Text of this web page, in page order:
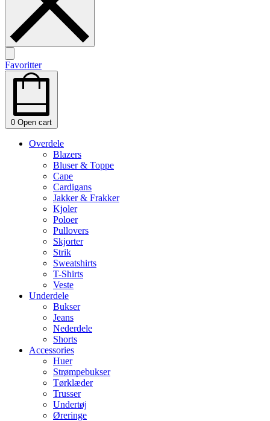
Favoritter
0 Open cart
Overdele
Blazers
Bluser & Toppe
Cape
Cardigans
Jakker & Frakker
Kjoler
Poloer
Pullovers
Skjorter
Strik
Sweatshirts
T-Shirts
Veste
Underdele
Bukser
Jeans
Nederdele
Shorts
Accessories
Huer
Strømpebukser
Tørklæder
Trusser
Undertøj
Øreringe